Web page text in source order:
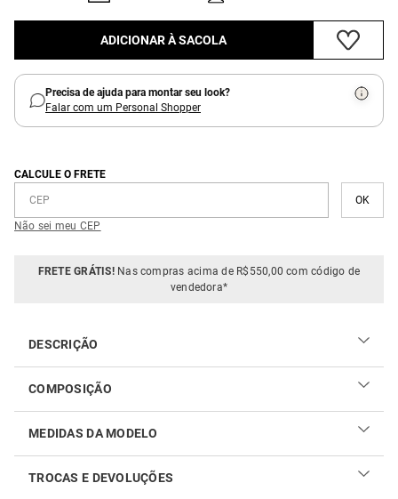
ADICIONAR À SACOLA
Precisa de ajuda para montar seu look?
Falar com um Personal Shopper
CALCULE O FRETE
Não sei meu CEP
FRETE GRÁTIS!Nas compras acima de R$550,00 com código de
vendedora*
DESCRIÇÃO
leve e fluida. Em comprimento regular, a peça apresenta
shape solto, mangas amplas longas e decote em "V"
valorizando o colo feminino. Aproveite para combinar com
COMPOSIÇÃO
MEDIDAS DA MODELO
TROCAS E DEVOLUÇÕES